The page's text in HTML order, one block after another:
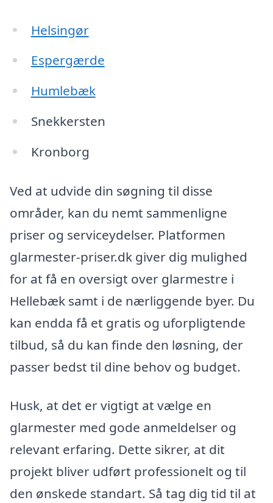
Helsingør
Espergærde
Humlebæk
Snekkersten
Kronborg
Ved at udvide din søgning til disse
områder, kan du nemt sammenligne
priser og serviceydelser. Platformen
glarmester-priser.dk giver dig mulighed
for at få en oversigt over glarmestre i
Hellebæk samt i de nærliggende byer. Du
kan endda få et gratis og uforpligtende
tilbud, så du kan finde den løsning, der
passer bedst til dine behov og budget.
Husk, at det er vigtigt at vælge en
glarmester med gode anmeldelser og
relevant erfaring. Dette sikrer, at dit
projekt bliver udført professionelt og til
den ønskede standart. Så tag dig tid til at